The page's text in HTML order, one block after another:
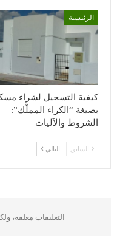
الرئيسية
كيفية التسجيل لشراء
بصيغة “الكراء المملّك”:
الشروط والآليات
السابق التالي
التعليقات مغلقة،